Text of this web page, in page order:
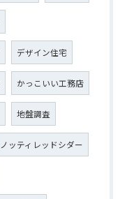
デザイン住宅
かっこいい工務店
地盤調査
ノッティレッドシダー